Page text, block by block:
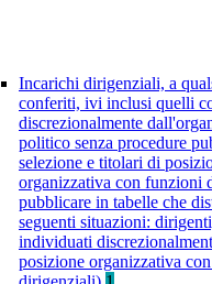
Incarichi dirigenziali, a
conferiti, ivi inclusi quelli
discrezionalmente
politico senza procedure
selezione e titolari di
organizzativa con funzioni
pubblicare in tabelle che
seguenti situazioni:
individuati
posizione organizzativa